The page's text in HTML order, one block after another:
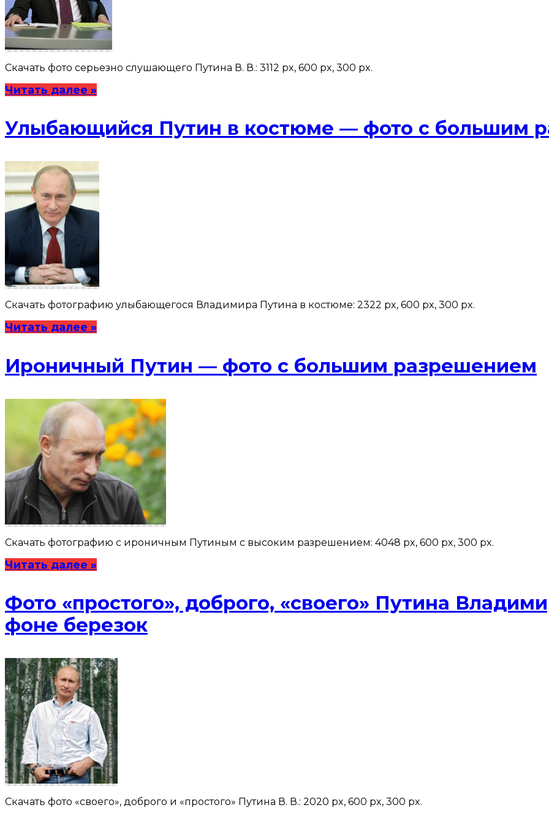
Скачать фото серьезно слушающего Путина В. В.: 3112 px, 600 px, 300 px.
Читать далее »
Улыбающийся Путин в костюме — фото с большим
Скачать фотографию улыбающегося Владимира Путина в костюме: 2322 px, 600 px, 300 px.
Читать далее »
Ироничный Путин — фото с большим разрешением
Скачать фотографию с ироничным Путиным с высоким разрешением: 4048 px, 600 px, 300 px.
Читать далее »
Фото «простого», доброго, «своего» Путина
фоне березок
Скачать фото «своего», доброго и «простого» Путина В. В.: 2020 px, 600 px, 300 px.